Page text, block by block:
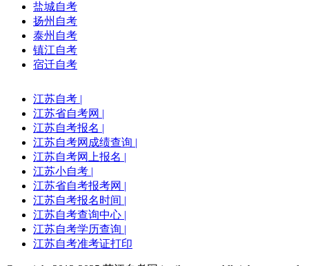
盐城自考
扬州自考
泰州自考
镇江自考
宿迁自考
江苏自考 |
江苏省自考网 |
江苏自考报名 |
江苏自考网成绩查询 |
江苏自考网上报名 |
江苏小自考 |
江苏省自考报考网 |
江苏自考报名时间 |
江苏自考查询中心 |
江苏自考学历查询 |
江苏自考准考证打印